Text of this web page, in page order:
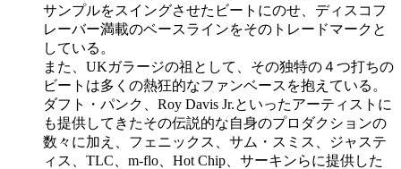
サンプルをスイングさせたビートにのせ、ディスコフ
レーバー満載のベースラインをそのトレードマークと
している。
また、UKガラージの祖として、その独特の４つ打ちの
ビートは多くの熱狂的なファンベースを抱えている。
ダフト・パンク、Roy Davis Jr.といったアーティストに
も提供してきたその伝説的な自身のプロダクションの
数々に加え、フェニックス、サム・スミス、ジャステ
ィス、TLC、m-flo、Hot Chip、サーキンらに提供した